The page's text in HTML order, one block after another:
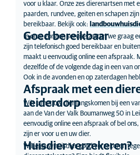
voor u klaar. Onze zes dierenartsen met
paarden, rundvee, geiten en schapen
bereikbaar. Bekijk ook:
Goed bereikbaar
In onze zorg en service zetten we graag
zijn telefonisch goed bereikbaar en
maakt u eenvoudig online een afspraak.
dezelfde of de volgende dag in een van
Ook in de avonden en op zaterdagen
Afspraak met een
Leiderdorp
Wilt u met uw dier langskomen bij een
aan de Van der Valk Boumanweg 50 in
eenvoudig online een afspraak of bel
zijn er voor u en uw dier.
Huisdier verzekeren?
Wil je jouw huisdier goed verzekeren